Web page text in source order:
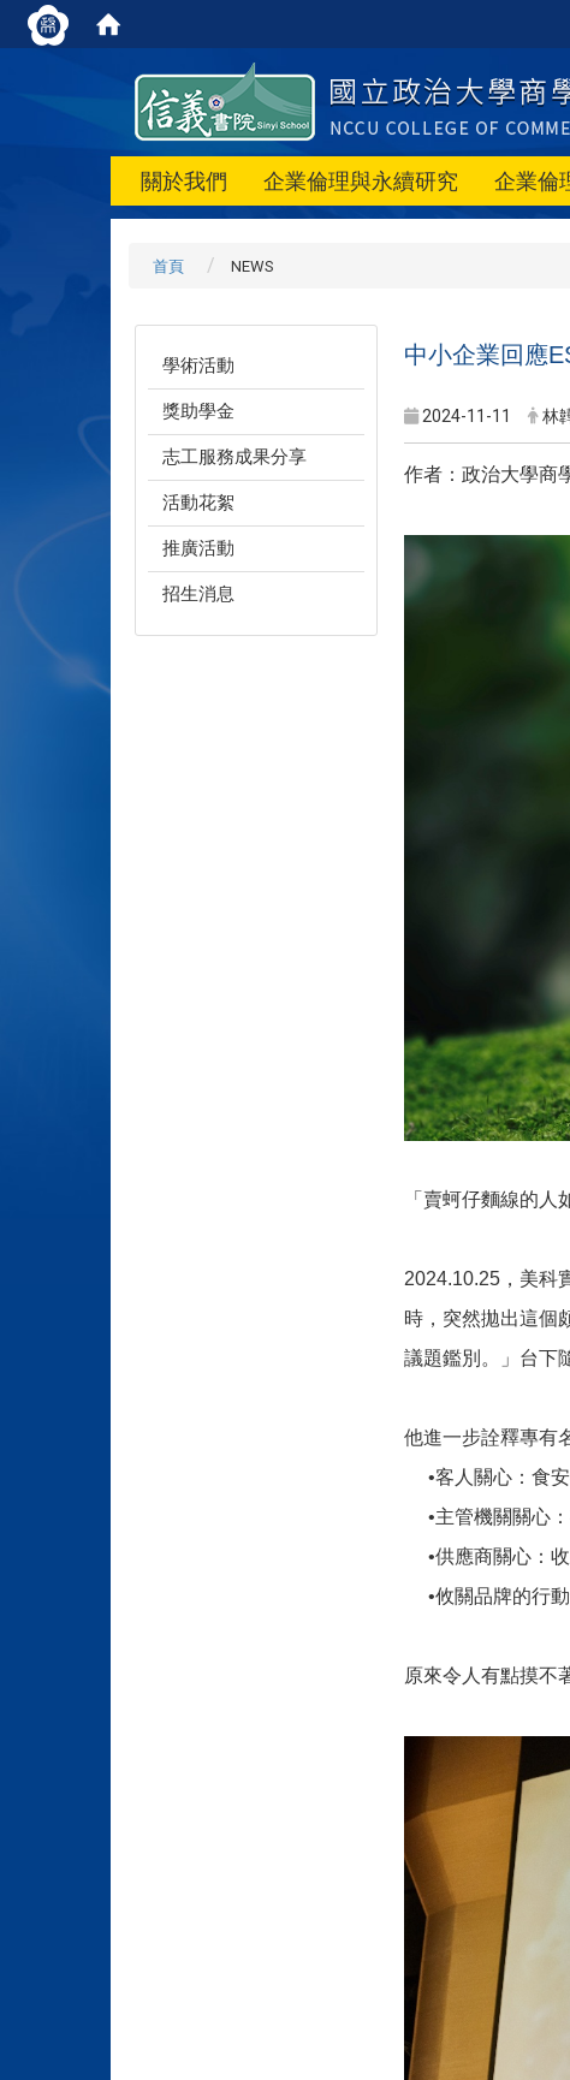
關於我們 企業倫理與永續研究 企業倫
首頁 NEWS
學術活動
獎助學金
志工服務成果分享
活動花絮
推廣活動
招生消息
中小企業回應
2024-11-11 林
作者：政治大學商
「賣蚵仔麵線的人
2024.10.25 ，美
時，突然拋出這個
議題鑑別。」台下
他進一步詮釋專有
•客人關心：食安
•主管機關關心：
•供應商關心：收
•攸關品牌的行動
原來令人有點摸不